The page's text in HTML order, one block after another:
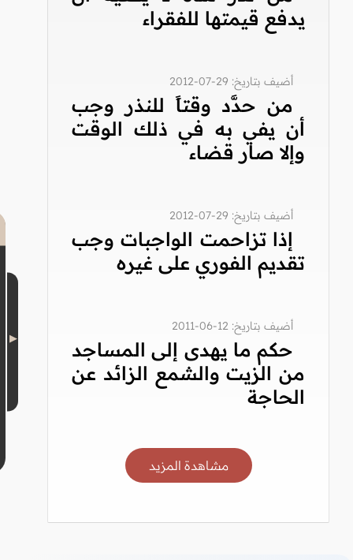
يدفع قيمتها للفقراء
أضيف بتاريخ: 29-07-2012
من حدَّد وقتاً للنذر وجب
أن يفي به في ذلك الوقت
وإلا صار قضاء
أضيف بتاريخ: 29-07-2012
إذا تزاحمت الواجبات وجب
تقديم الفوري على غيره
أضيف بتاريخ: 12-06-2011
حكم ما يهدى إلى المساجد
من الزيت والشمع الزائد عن
الحاجة
مشاهدة المزيد